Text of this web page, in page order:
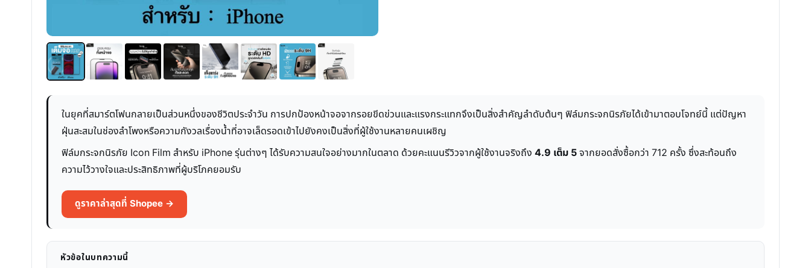
ในยุคที่สมาร์ตโฟนกลายเป็นส่วนหนึ่งของชีวิตประจำวัน การปกป้องหน้าจอจากรอยขีดข่วนและแรงกระแทกจึงเป็นสิ่งสำคัญลำดับต้นๆ ฟิล์มกระจกนิรภัยได้เข้ามาตอบโจทย์นี้ แต่ปัญหา
ฝุ่นสะสมในช่องลำโพงหรือความกังวลเรื่องน้ำที่อาจเล็ดรอดเข้าไปยังคงเป็นสิ่งที่ผู้ใช้งานหลายคนเผชิญ
ฟิล์มกระจกนิรภัย Icon Film สำหรับ iPhone รุ่นต่างๆ ได้รับความสนใจอย่างมากในตลาด ด้วยคะแนนรีวิวจากผู้ใช้งานจริงถึง 4.9 เต็ม 5จากยอดสั่งซื้อกว่า 712 ครั้ง ซึ่งสะท้อนถึง
ความไว้วางใจและประสิทธิภาพที่ผู้บริโภคยอมรับ
ดูราคาล่าสุดที่ Shopee →
หัวข้อในบทความนี้